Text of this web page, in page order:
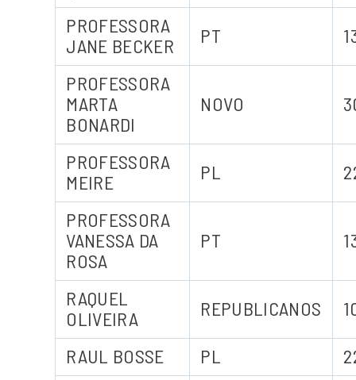
PROFESSORA
JANE BECKER
PT
PROFESSORA
MARTA
BONARDI
NOVO
PROFESSORA
MEIRE
PL
PROFESSORA
VANESSA DA
ROSA
PT
RAQUEL
OLIVEIRA
REPUBLICANOS
RAUL BOSSE PL